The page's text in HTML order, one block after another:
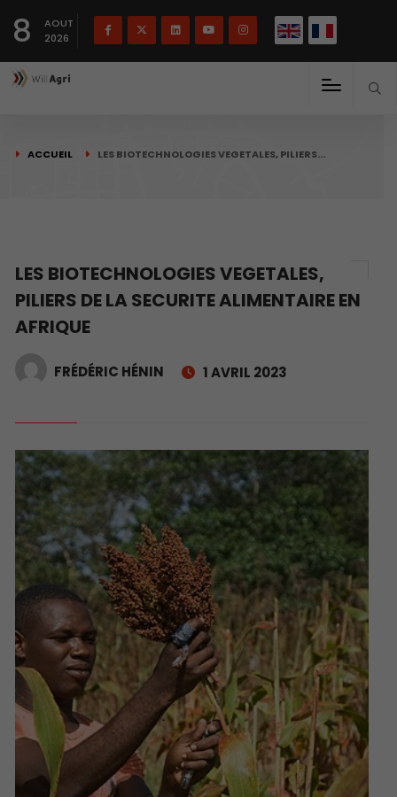
8
AOUT
2026
ACCUEIL LES BIOTECHNOLOGIES VEGETALES, PILIERS…
LES BIOTECHNOLOGIES VEGETALES,
PILIERS DE LA SECURITE ALIMENTAIRE EN
AFRIQUE
FRÉDÉRIC HÉNIN 1 AVRIL 2023
Français English(English)